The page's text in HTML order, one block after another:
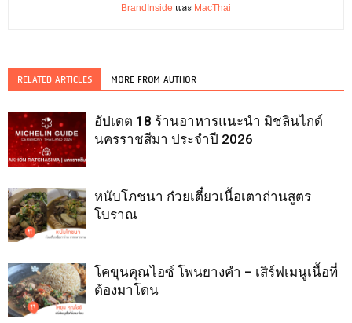
BrandInside และ MacThai
RELATED ARTICLES MORE FROM AUTHOR
อัปเดต 18 ร้านอาหารแนะนำ มิชลินไกด์
นครราชสีมา ประจำปี 2026
หนับโภชนา ก๋วยเตี๋ยวเนื้อเตาถ่านสูตร
โบราณ
โคขุนคุณไอซ์ โพนยางคำ – เสิร์ฟเมนูเนื้อที่
ต้องมาโดน